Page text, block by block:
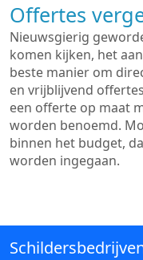
Offertes
Nieuwsgierig
komen kijken, het
beste manier om
en vrijblijvend
een offerte op maat
worden benoemd.
binnen het budget,
worden ingegaan.